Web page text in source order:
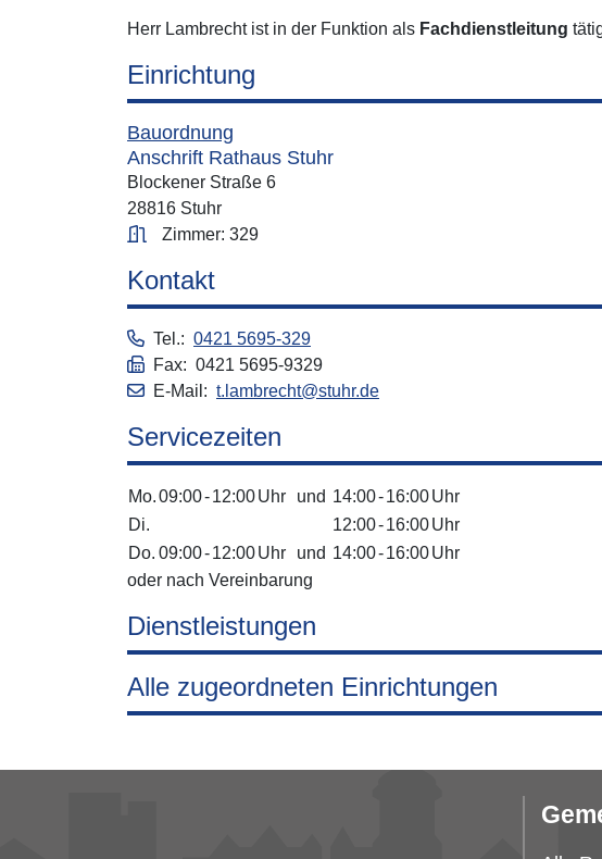
Herr Lambrecht ist in der Funktion als Fachdienstleitung
Einrichtung
Bauordnung
Anschrift Rathaus Stuhr
Blockener Straße 6
28816 Stuhr
Zimmer: 329
Kontakt
Tel.: 0421 5695-329
Fax: 0421 5695-9329
E-Mail: t.lambrecht@stuhr.de
Servicezeiten
Mo.09:00-12:00Uhr und 14:00-16:00Uhr
Di.
12:00-16:00Uhr
Do. 09:00-12:00Uhr und 14:00-16:00Uhr
oder nach Vereinbarung
Dienstleistungen
Alle zugeordneten Einrichtungen